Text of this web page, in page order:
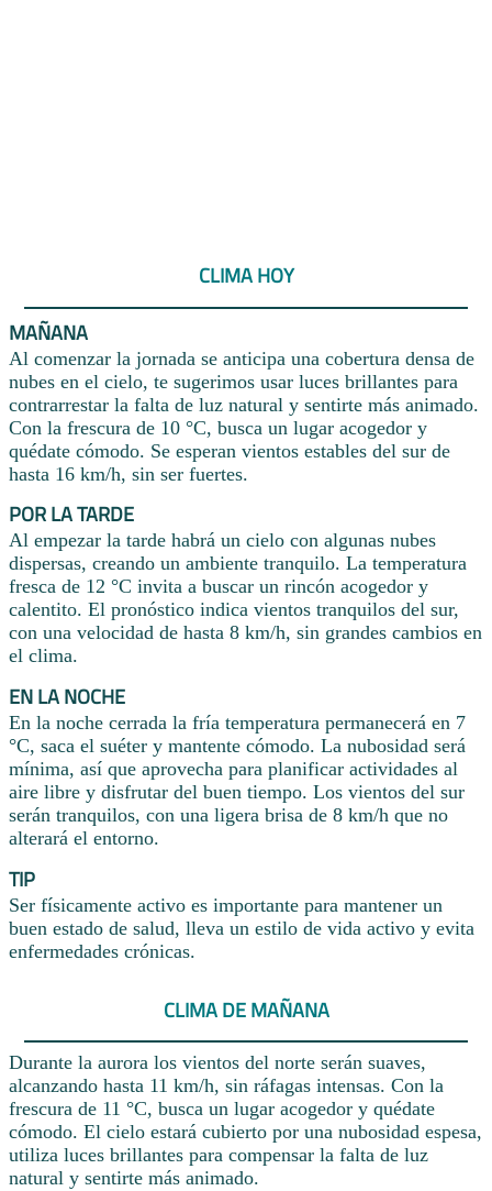
CLIMA HOY
MAÑANA
Al comenzar la jornada se anticipa una cobertura densa de
nubes en el cielo, te sugerimos usar luces brillantes para
contrarrestar la falta de luz natural y sentirte más animado.
Con la frescura de 10 °C, busca un lugar acogedor y
quédate cómodo. Se esperan vientos estables del sur de
hasta 16 km/h, sin ser fuertes.
POR LA TARDE
Al empezar la tarde habrá un cielo con algunas nubes
dispersas, creando un ambiente tranquilo. La temperatura
fresca de 12 °C invita a buscar un rincón acogedor y
calentito. El pronóstico indica vientos tranquilos del sur,
con una velocidad de hasta 8 km/h, sin grandes cambios en
el clima.
EN LA NOCHE
En la noche cerrada la fría temperatura permanecerá en 7
°C, saca el suéter y mantente cómodo. La nubosidad será
mínima, así que aprovecha para planificar actividades al
aire libre y disfrutar del buen tiempo. Los vientos del sur
serán tranquilos, con una ligera brisa de 8 km/h que no
alterará el entorno.
TIP
Ser físicamente activo es importante para mantener un
buen estado de salud, lleva un estilo de vida activo y evita
enfermedades crónicas.
CLIMA DE MAÑANA
Durante la aurora los vientos del norte serán suaves,
alcanzando hasta 11 km/h, sin ráfagas intensas. Con la
frescura de 11 °C, busca un lugar acogedor y quédate
cómodo. El cielo estará cubierto por una nubosidad espesa,
utiliza luces brillantes para compensar la falta de luz
natural y sentirte más animado.